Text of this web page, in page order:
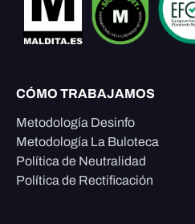
CÓMO TRABAJAMOS
Metodología Desinfo
Metodología La Buloteca
Política de Neutralidad
Política de Rectificación